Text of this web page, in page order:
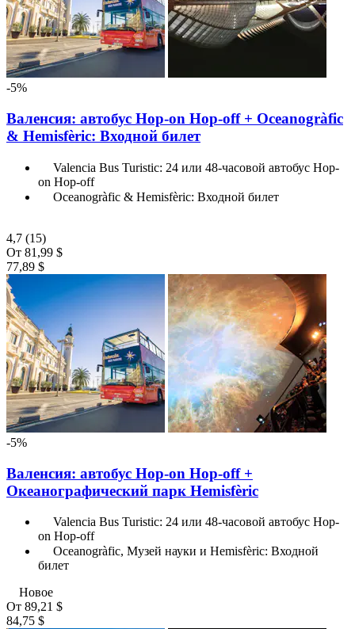
-5%
Валенсия: автобус Hop-on Hop-off + Oceanogràfic
& Hemisfèric: Входной билет
Valencia Bus Turistic: 24 или 48-часовой автобус Hop-
on Hop-off
Oceanogràfic & Hemisfèric: Входной билет
4,7 (15)
От 81,99 $
77,89 $
-5%
Валенсия: автобус Hop-on Hop-off +
Океанографический парк Hemisfèric
Valencia Bus Turistic: 24 или 48-часовой автобус Hop-
on Hop-off
Oceanogràfic, Музей науки и Hemisfèric: Входной
билет
Новое
От 89,21 $
84,75 $